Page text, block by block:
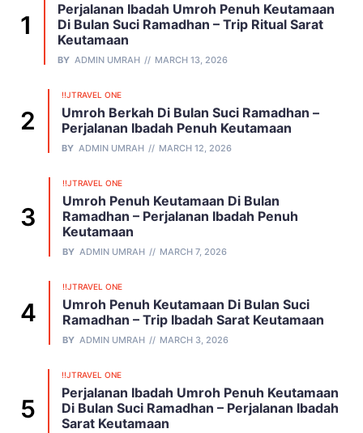
Perjalanan Ibadah Umroh Penuh Keutamaan
Di Bulan Suci Ramadhan – Trip Ritual Sarat
Keutamaan
BY ADMIN UMRAH MARCH 13, 2026
!!JTRAVEL ONE
Umroh Berkah Di Bulan Suci Ramadhan –
Perjalanan Ibadah Penuh Keutamaan
BY ADMIN UMRAH MARCH 12, 2026
!!JTRAVEL ONE
Umroh Penuh Keutamaan Di Bulan
Ramadhan – Perjalanan Ibadah Penuh
Keutamaan
BY ADMIN UMRAH MARCH 7, 2026
!!JTRAVEL ONE
Umroh Penuh Keutamaan Di Bulan Suci
Ramadhan – Trip Ibadah Sarat Keutamaan
BY ADMIN UMRAH MARCH 3, 2026
!!JTRAVEL ONE
Perjalanan Ibadah Umroh Penuh Keutamaan
Di Bulan Suci Ramadhan – Perjalanan Ibadah
Sarat Keutamaan